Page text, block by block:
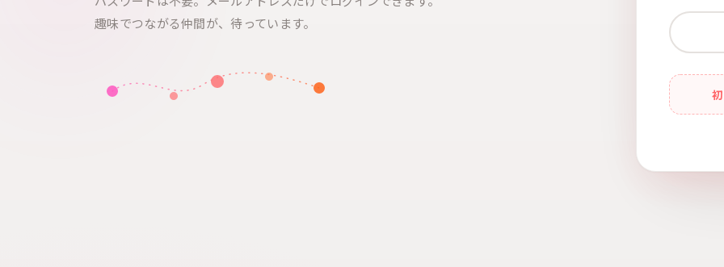
趣味でつながる仲間が、待っています。